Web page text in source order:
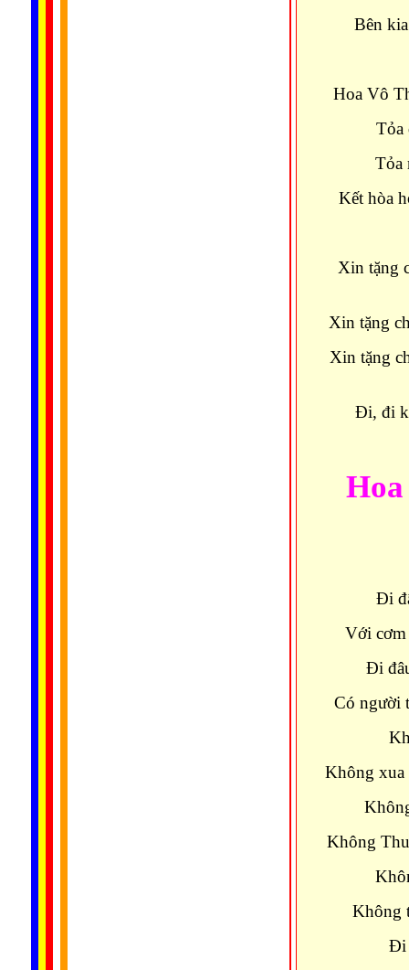
Bên
Hoa Vô
Tỏa
Tỏa
Kết hòa
Xin tặng
Xin tặng
Xin tặng
Ði, đi
Ði
Với cơm
Ði
Có người
Không
Không
Không
Ði